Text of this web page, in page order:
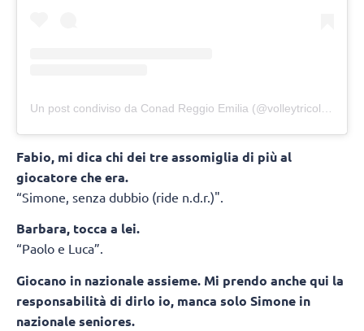
Un post condiviso da Conad Reggio Emilia (@volleytricolore)
Fabio, mi dica chi dei tre assomiglia di più al
giocatore che era.
“Simone, senza dubbio (ride n.d.r.)".
Barbara, tocca a lei.
“Paolo e Luca”.
Giocano in nazionale assieme. Mi prendo anche qui la
responsabilità di dirlo io, manca solo Simone in
nazionale seniores.